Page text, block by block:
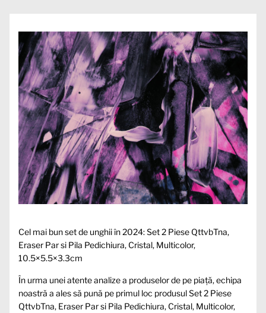
Cel mai bun set de unghii în 2024: Set 2 Piese QttvbTna,
Eraser Par si Pila Pedichiura, Cristal, Multicolor,
10.5×5.5×3.3cm
În urma unei atente analize a produselor de pe piață, echipa
noastră a ales să pună pe primul loc produsul Set 2 Piese
QttvbTna, Eraser Par si Pila Pedichiura, Cristal, Multicolor,